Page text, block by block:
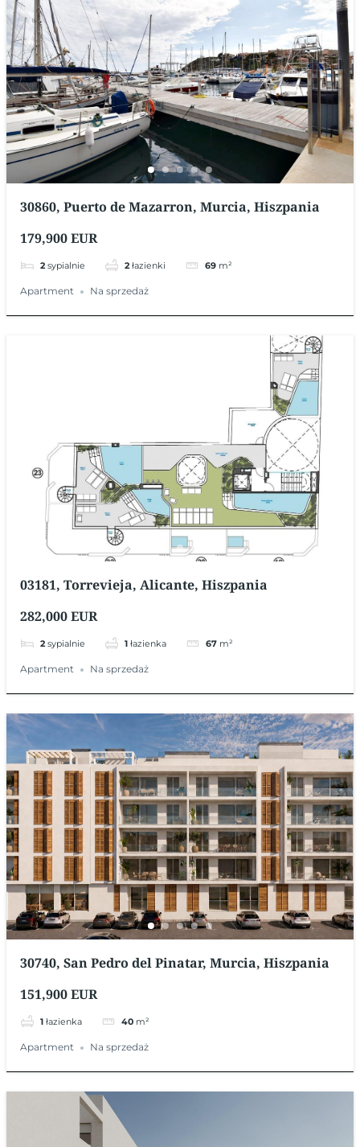
30860, Puerto de Mazarron, Murcia, Hiszpania
179,900 EUR
2 sypialnie 2 łazienki 69 m²
Apartment Na sprzedaż
03181, Torrevieja, Alicante, Hiszpania
282,000 EUR
2 sypialnie 1 łazienka 67 m²
Apartment Na sprzedaż
30740, San Pedro del Pinatar, Murcia, Hiszpania
151,900 EUR
1 łazienka 40 m²
Apartment Na sprzedaż